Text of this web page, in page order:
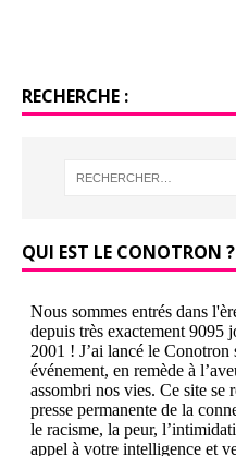
RECHERCHE :
QUI EST LE CONOTRON ?